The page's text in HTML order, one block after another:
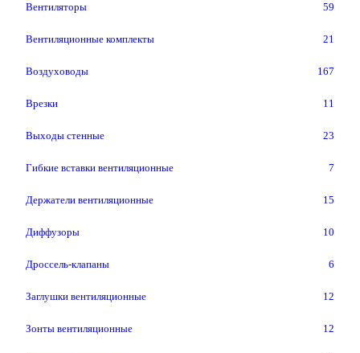
Вентиляторы 59
Вентиляционные комплекты 21
Воздуховоды 167
Врезки 11
Выходы стенные 23
Гибкие вставки вентиляционные 7
Держатели вентиляционные 15
Диффузоры 10
Дроссель-клапаны 6
Заглушки вентиляционные 12
Зонты вентиляционные 12